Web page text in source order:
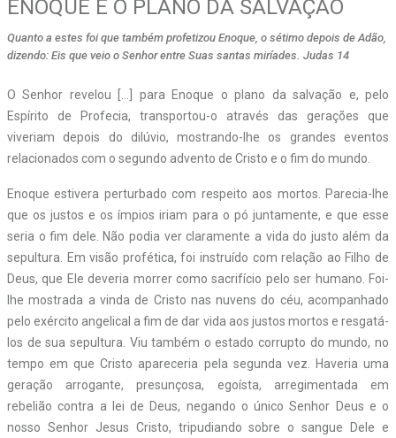
ENOQUE E O PLANO DA SALVAÇÃO
Quanto a estes foi que também profetizou Enoque, o sétimo depois de Adão,
dizendo: Eis que veio o Senhor entre Suas santas miríades. Judas 14
O Senhor revelou […] para Enoque o plano da salvação e, pelo
Espírito de Profecia, transportou-o através das gerações que
viveriam depois do dilúvio, mostrando-lhe os grandes eventos
relacionados com o segundo advento de Cristo e o fim do mundo.
Enoque estivera perturbado com respeito aos mortos. Parecia-lhe
que os justos e os ímpios iriam para o pó juntamente, e que esse
seria o fim dele. Não podia ver claramente a vida do justo além da
sepultura. Em visão profética, foi instruído com relação ao Filho de
Deus, que Ele deveria morrer como sacrifício pelo ser humano. Foi-
lhe mostrada a vinda de Cristo nas nuvens do céu, acompanhado
pelo exército angelical a fim de dar vida aos justos mortos e resgatá-
los de sua sepultura. Viu também o estado corrupto do mundo, no
tempo em que Cristo apareceria pela segunda vez. Haveria uma
geração arrogante, presunçosa, egoísta, arregimentada em
rebelião contra a lei de Deus, negando o único Senhor Deus e o
nosso Senhor Jesus Cristo, tripudiando sobre o sangue Dele e